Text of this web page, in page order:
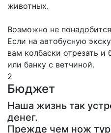
животных.
Возможно не
Если на автобусную
вам колбаски отрезать и
или банку с ветчиной.
2
Бюджет
Наша жизнь так
денег.
Прежде чем нож